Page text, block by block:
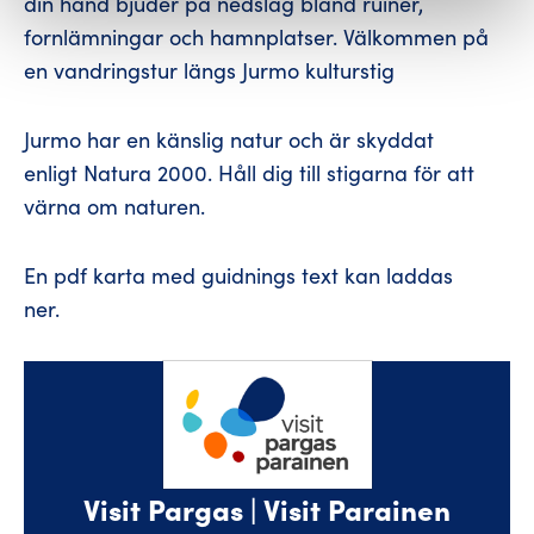
fornlämningar och hamnplatser. Välkommen på
en vandringstur längs Jurmo kulturstig
Jurmo har en känslig natur och är skyddat
enligt Natura 2000. Håll dig till stigarna för att
värna om naturen.
En pdf karta med guidnings text kan laddas
ner.
Visit Pargas | Visit Parainen